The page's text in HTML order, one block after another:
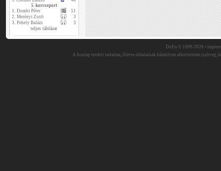
5. korcsoport
1. Dombi Péter
51
2. Merényi Zsolt
3
3. Pehely Balázs 3
teljes táblázat
DuEn © 1999-2026 •
A honlap eredeti tartalma, illetve oldalainak bármilyen alkotóeleme (szöveg,